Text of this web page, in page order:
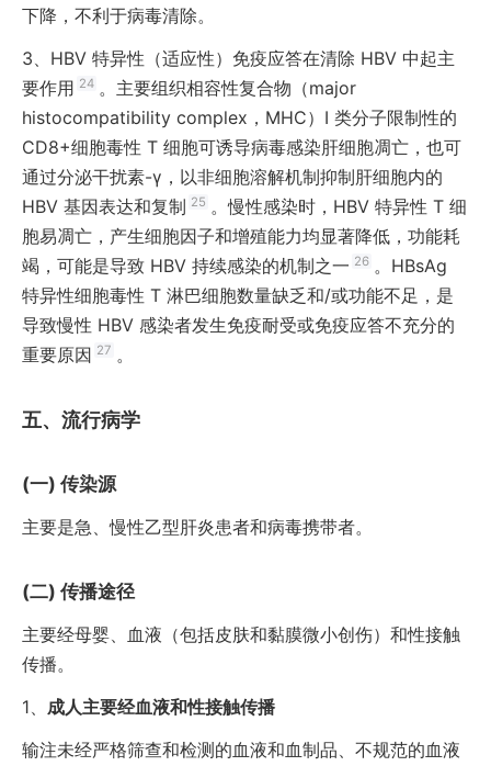
下降，不利于病毒清除。
3、 HBV 特异性（适应性）免疫应答在清除 HBV 中起主
要作用 24 。主要组织相容性复合物（major
histocompatibility complex，MHC）Ⅰ 类分子限制性的
CD8+细胞毒性 T 细胞可诱导病毒感染肝细胞凋亡，也可
通过分泌干扰素-γ，以非细胞溶解机制抑制肝细胞内的
HBV 基因表达和复制 25 。慢性感染时，HBV 特异性 T 细
胞易凋亡，产生细胞因子和增殖能力均显著降低，功能耗
竭，可能是导致 HBV 持续感染的机制之一 26 。HBsAg
特异性细胞毒性 T 淋巴细胞数量缺乏和/或功能不足，是
导致慢性 HBV 感染者发生免疫耐受或免疫应答不充分的
重要原因 27 。
流行病学
传染源
主要是急、慢性乙型肝炎患者和病毒携带者。
传播途径
主要经母婴、血液（包括皮肤和黏膜微小创伤）和性接触
传播。
1、 成人主要经血液和性接触传播
输注未经严格筛查和检测的血液和血制品、不规范的血液